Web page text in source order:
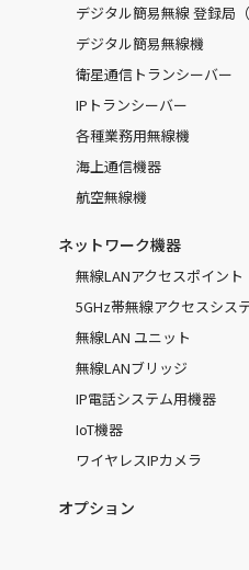
デジタル簡易無線 登録局
デジタル簡易無線機
衛星通信トランシーバー
IPトランシーバー
各種業務用無線機
海上通信機器
航空無線機
ネットワーク機器
無線LANアクセスポイント
5GHz帯無線アクセスシス
無線LAN ユニット
無線LANブリッジ
IP電話システム用機器
IoT機器
ワイヤレスIPカメラ
オプション